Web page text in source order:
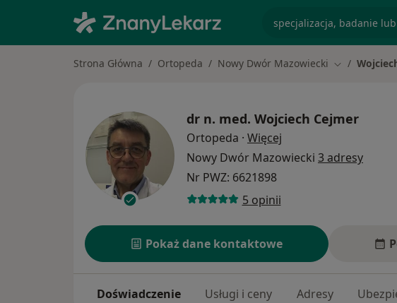
Strona Główna Ortopeda Nowy Dwór Mazowiecki Zmień miasto
dr n. med. Wojciech Cejmer
Ortopeda · Więcej
Nowy Dwór Mazowiecki 3 adresy
Nr PWZ: 6621898
5 opinii
Pokaż dane kontaktowe
Doświadczenie Usługi i ceny Adresy